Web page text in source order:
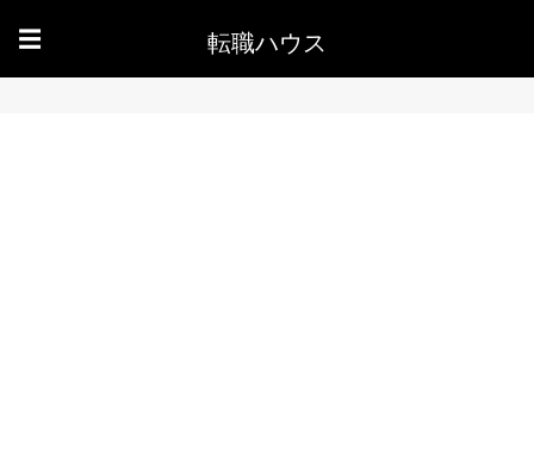
☰ 転職ハウス